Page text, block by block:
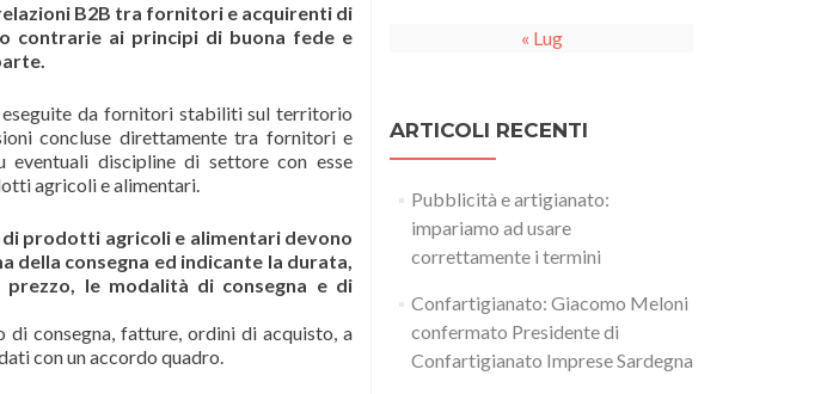
B2B tra fornitori e acquirenti di
contrarie ai principi di buona fede e
da fornitori stabiliti sul territorio
concluse direttamente tra fornitori e
eventuali discipline di settore con esse
agricoli e alimentari.
prodotti agricoli e alimentari devono
consegna ed indicante la durata,
le modalità di consegna e di
consegna, fatture, ordini di acquisto, a
con un accordo quadro.
« Lug
ARTICOLI RECENTI
Pubblicità e artigianato:
impariamo ad usare
correttamente i termini
Confartigianato: Giacomo Meloni
confermato Presidente di
Confartigianato Imprese Sardegna